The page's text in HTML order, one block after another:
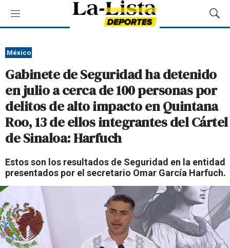
M
e
ú
M
o
a
r
B
ú
s
q
d
a
México
Gabinete de Seguridad ha detenido
en julio a cerca de 100 personas por
delitos de alto impacto en Quintana
Roo, 13 de ellos integrantes del Cártel
de Sinaloa: Harfuch
Estos son los resultados de Seguridad en la entidad
presentados por el secretario Omar García Harfuch.